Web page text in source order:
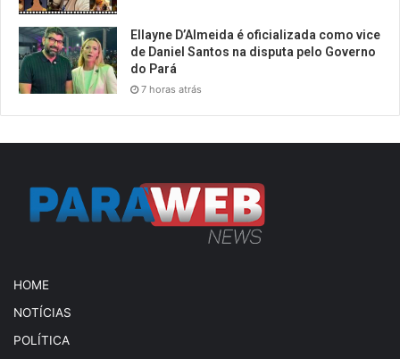
Ellayne D’Almeida é oficializada como vice
de Daniel Santos na disputa pelo Governo
do Pará
7 horas atrás
HOME
NOTÍCIAS
POLÍTICA